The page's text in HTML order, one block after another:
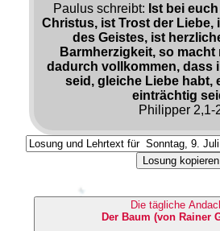
Paulus schreibt: Ist bei
Christus, ist Trost der Liebe,
des Geistes, ist
Barmherzigkeit, so macht
dadurch vollkommen, dass
seid, gleiche Liebe habt,
einträchtig
Philipper 2,1-
Losung kopieren
Die tägliche
Der Baum (von Rainer